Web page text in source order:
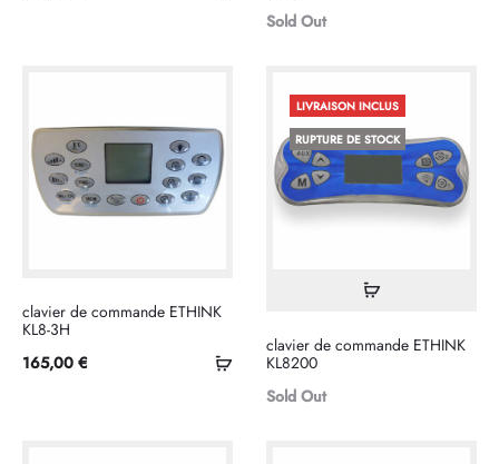
Sold Out
Ajouter
clavier de commande ETHINK
KL8-3H
165,00 €
LIVRAISON INCLUS
RUPTURE DE STOCK
Lire
suite
clavier de commande ETHINK
KL8200
Sold Out